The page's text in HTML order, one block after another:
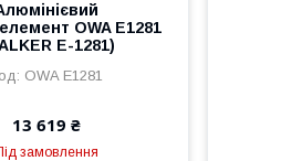
OWA E1281
E-1281)
OWA E1281
13 619 ₴
замовлення